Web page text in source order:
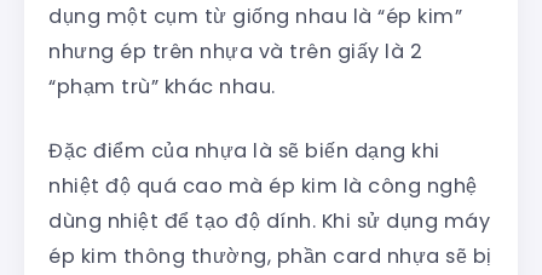
dụng một cụm từ giống nhau là “ép kim”
nhưng ép trên nhựa và trên giấy là 2
“phạm trù” khác nhau.
Đặc điểm của nhựa là sẽ biến dạng khi
nhiệt độ quá cao mà ép kim là công nghệ
dùng nhiệt để tạo độ dính. Khi sử dụng máy
ép kim thông thường, phần card nhựa sẽ bị